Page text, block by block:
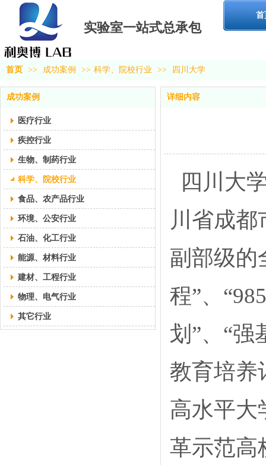
实验室一站式总承包
首
首页 >> 成功案例 >> 科学、院校行业 >> 四川大学
成功案例
医疗行业
疾控行业
生物、制药行业
科学、院校行业
食品、农产品行业
环境、公安行业
石油、化工行业
能源、材料行业
建材、工程行业
物理、电气行业
其它行业
详细内容
四川大
川省成
副部级的
程”、
划”、“强
教育培养
高水平大
革示范高